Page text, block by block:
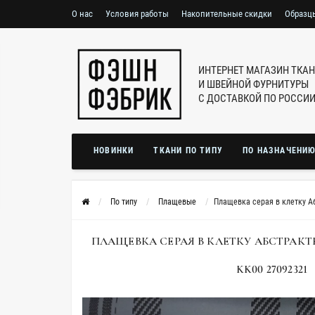
О нас Условия работы Накопительные скидки
ИНТЕРНЕТ МАГАЗИН
И ШВЕЙНОЙ ФУРНИТУРЫ
С ДОСТАВКОЙ ПО РОССИИ
НОВИНКИ ТКАНИ ПО ТИПУ ПО
По типу Плащевые Плащевка серая в клетку
ПЛАЩЕВКА СЕРАЯ В КЛЕТКУ
KK00 27092321